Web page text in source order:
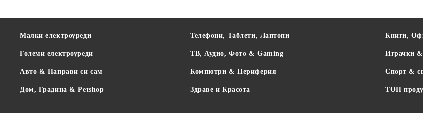
Малки електроуреди
Големи електроуреди
Авто & Направи си сам
Дом, Градина & Petshop
Телефони, Таблети, Лаптопи
ТВ, Аудио, Фото & Gaming
Компютри & Периферия
Здраве и Красота
Книги,
Играчки
Спорт &
ТОП